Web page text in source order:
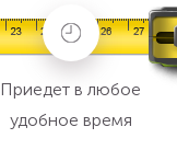
Приедет в любое
удобное время